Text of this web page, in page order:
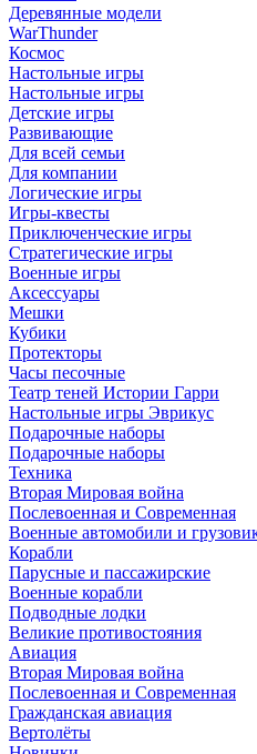
Деревянные модели
WarThunder
Космос
Настольные игры
Настольные игры
Детские игры
Развивающие
Для всей семьи
Для компании
Логические игры
Игры-квесты
Приключенческие игры
Стратегические игры
Военные игры
Аксессуары
Мешки
Кубики
Протекторы
Часы песочные
Театр теней Истории Гарри
Настольные игры Эврикус
Подарочные наборы
Подарочные наборы
Техника
Вторая Мировая война
Послевоенная и Современная
Военные автомобили и
Корабли
Парусные и пассажирские
Военные корабли
Подводные лодки
Великие противостояния
Авиация
Вторая Мировая война
Послевоенная и Современная
Гражданская авиация
Вертолёты